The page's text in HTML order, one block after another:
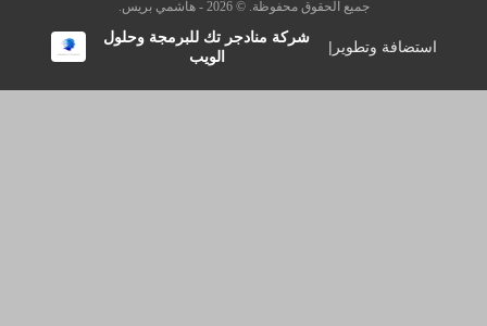
جميع الحقوق محفوظة. © 2026 - هاشمي بريس.
استضافة وتطوير |
شركة منادجر تك للبرمجة وحلول
الويب